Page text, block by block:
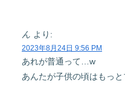
ん より:
2023年8月24日 9:56 PM
あれが普通って…w
あんたが子供の頃はもっ